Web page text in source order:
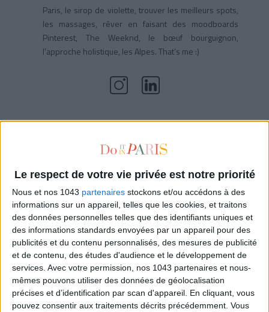
Le respect de votre vie privée est notre priorité
Nous et nos 1043 partenaires stockons et/ou accédons à des
informations sur un appareil, telles que les cookies, et traitons
des données personnelles telles que des identifiants uniques et
des informations standards envoyées par un appareil pour des
publicités et du contenu personnalisés, des mesures de publicité
et de contenu, des études d'audience et le développement de
services. Avec votre permission, nos 1043 partenaires et nous-
mêmes pouvons utiliser des données de géolocalisation
précises et d’identification par scan d'appareil. En cliquant, vous
pouvez consentir aux traitements décrits précédemment. Vous
Paris, le sirop de violette, trouver les meilleurs spots,
les massages, rêver en faisant des moodboards
Pinterest, The Weeknd, le bœuf bourguignon,
l’approche holistique, les Alpes. That’s me :)
SES DERNIERS ARTICLES